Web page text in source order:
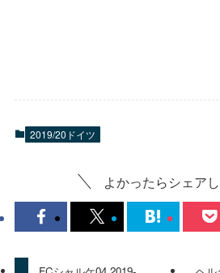
2019/20ドイツ
よかったらシェア